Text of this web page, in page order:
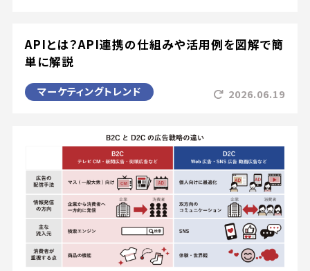
APIとは？API連携の仕組みや活用例を図解で簡
単に解説
マーケティングトレンド 2026.06.19